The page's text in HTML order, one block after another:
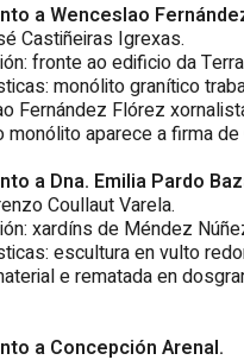
a Wenceslao
Castiñeiras Igrexas.
fronte ao edificio da
monólito granítico
Fernández Flórez
monólito aparece a firma de
a Dna. Emilia Pardo
Coullaut Varela.
xardíns de Méndez
escultura en vulto
e rematada en
a Concepción Arenal.